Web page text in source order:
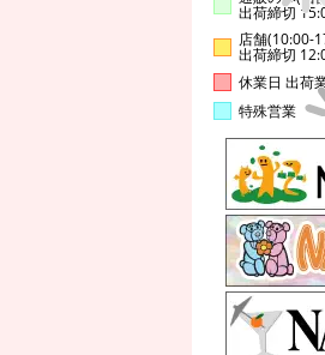
出荷締切
店舗(10:00-
出荷締切
休業日 出荷
特殊営業